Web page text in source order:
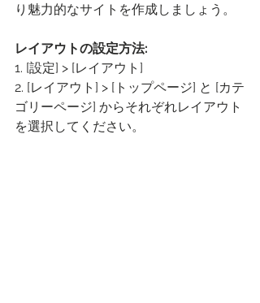
り魅力的なサイトを作成しましょう。
レイアウトの設定方法:
1. [設定] > [レイアウト]
2. [レイアウト] > [トップページ] と [カテ
ゴリーページ] からそれぞれレイアウト
を選択してください。